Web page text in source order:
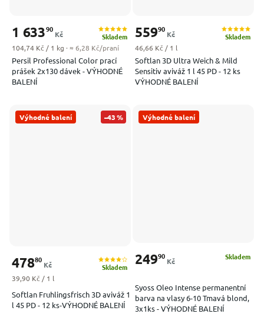
Persil Professional Color prací
prášek 2x130 dávek - VÝHODNÉ
BALENÍ
Skladem
1 63390
Kč
Měrná cena:
104,74 Kč / 1 kg · ≈ 6,28 Kč/praní
Softlan 3D Ultra Weich & Mild
Sensitiv aviváž 1 l 45 PD - 12 ks
VÝHODNÉ BALENÍ
Skladem
55990
Kč
Měrná cena:
46,66 Kč / 1 l
Výhodné balení –43 %
Softlan Fruhlingsfrisch 3D aviváž 1
l 45 PD - 12 ks-VÝHODNÉ BALENÍ
Skladem
47880
Kč
Měrná cena:
39,90 Kč / 1 l
Výhodné balení
Syoss Oleo Intense permanentní
barva na vlasy 6-10 Tmavá blond,
3x1ks - VÝHODNÉ BALENÍ
Skladem
24990
Kč